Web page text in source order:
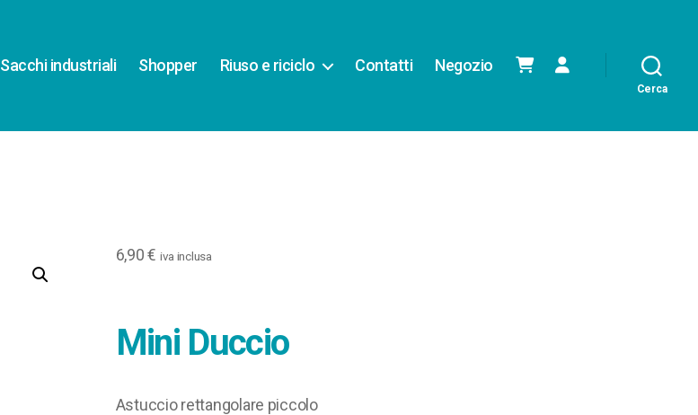
Sacchi industriali Shopper Riuso e riciclo Contatti Negozio
Cerca
6,90€ iva inclusa
Mini Duccio
Astuccio rettangolare piccolo